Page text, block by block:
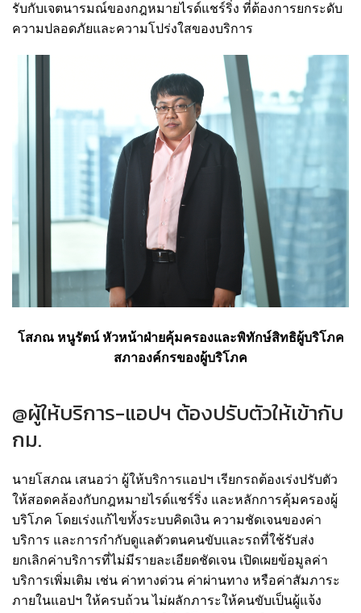
รับกับเจตนารมณ์ของกฎหมายไรด์แชร์ริ่ง ที่ต้องการยกระดับ
ความปลอดภัยและความโปร่งใสของบริการ
โสภณ หนูรัตน์ หัวหน้าฝ่ายคุ้มครองและพิทักษ์สิทธิผู้บริโภค
สภาองค์กรของผู้บริโภค
@ผู้ให้บริการ-แอปฯ ต้องปรับตัวให้เข้ากับ
กม.
นายโสภณ เสนอว่า ผู้ให้บริการแอปฯ เรียกรถต้องเร่งปรับตัว
ให้สอดคล้องกับกฎหมายไรด์แชร์ริ่ง และหลักการคุ้มครองผู้
บริโภค โดยเร่งแก้ไขทั้งระบบคิดเงิน ความชัดเจนของค่า
บริการ และการกำกับดูแลตัวตนคนขับและรถที่ใช้รับส่ง
ยกเลิกค่าบริการที่ไม่มีรายละเอียดชัดเจน เปิดเผยข้อมูลค่า
บริการเพิ่มเติม เช่น ค่าทางด่วน ค่าผ่านทาง หรือค่าสัมภาระ
ภายในแอปฯ ให้ครบถ้วน ไม่ผลักภาระให้คนขับเป็นผู้แจ้ง